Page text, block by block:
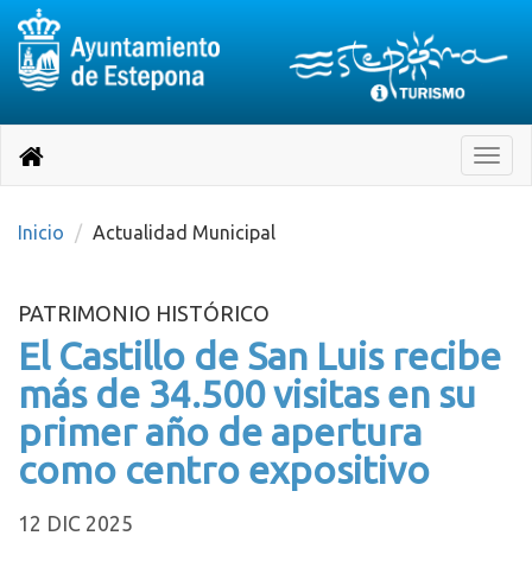
página
Toggle
Destino:
Volver
inicio
Inicio Actualidad Municipal
PATRIMONIO HISTÓRICO
El Castillo de San Luis recibe
más de 34.500 visitas en su
primer año de apertura
como centro expositivo
12 DIC 2025